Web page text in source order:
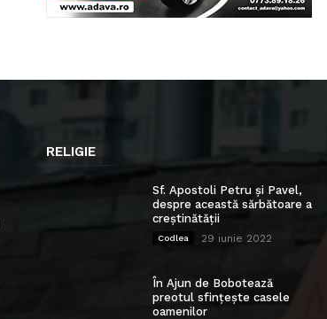
RELIGIE
Sf. Apostoli Petru și Pavel,
despre această sărbătoare a
creștinătății
Codlea 29 iunie 2022
În Ajun de Bobotează
preotul sfințește casele
oamenilor